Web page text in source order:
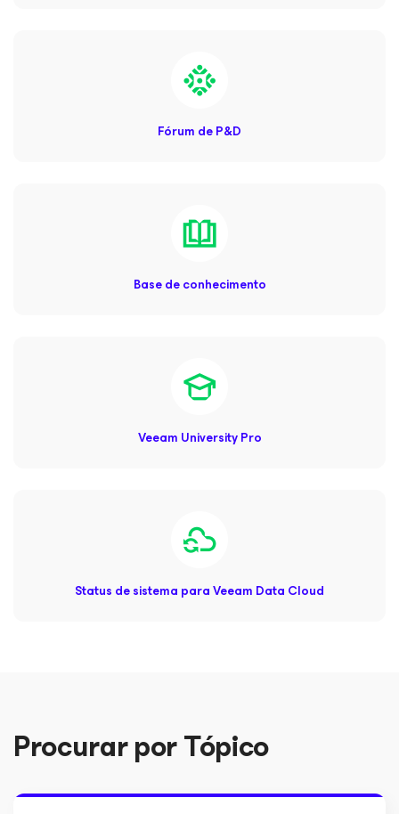
Fórum de P&D
Base de conhecimento
Veeam University Pro
Status de sistema para Veeam Data Cloud
Procurar por Tópico